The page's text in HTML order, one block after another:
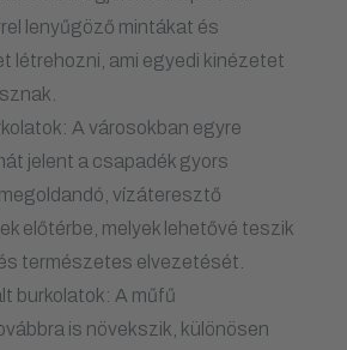
lenyűgöző mintákat és
létrehozni, ami egyedi kinézetet
A városokban egyre
jelent a csapadék gyors
vízáteresztő
előtérbe, melyek lehetővé teszik
természetes elvezetését.
burkolatok: A műfű
is növekszik, különösen